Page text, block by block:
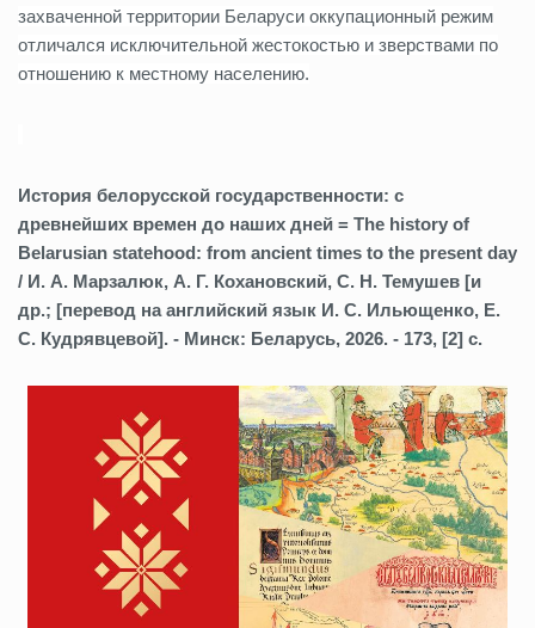
захваченной территории Беларуси оккупационный режим
отличался исключительной жестокостью и зверствами по
отношению к местному населению.
История белорусской государственности: с
древнейших времен до наших дней = The history of
Belarusian statehood: from ancient times to the present day
/ И. А. Марзалюк, А. Г. Кохановский, С. Н. Темушев [и
др.; [перевод на английский язык И. С. Ильющенко, Е.
С. Кудрявцевой]. - Минск: Беларусь, 2026. - 173, [2] с.